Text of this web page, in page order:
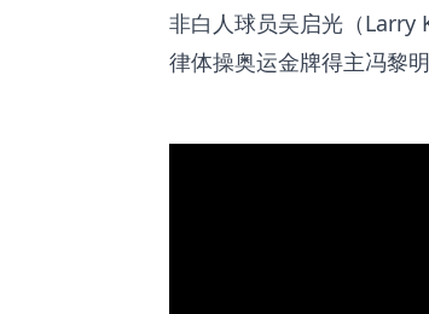
非白人球员吴启光（Larry
律体操奥运金牌得主冯黎